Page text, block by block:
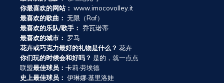
你最喜欢的网站： www.imocovolley.it
最喜欢的歌曲： 无限（Raf）
最喜欢的乐队/歌手： 乔瓦诺蒂
最喜欢的城市： 罗马
花卉或巧克力最好的礼物是什么？ 花卉
你们玩的时候会和好吗？ 是的，就一点点
联盟最佳球员： 卡莉·劳埃德
史上最佳球员： 伊琳娜·基里洛娃